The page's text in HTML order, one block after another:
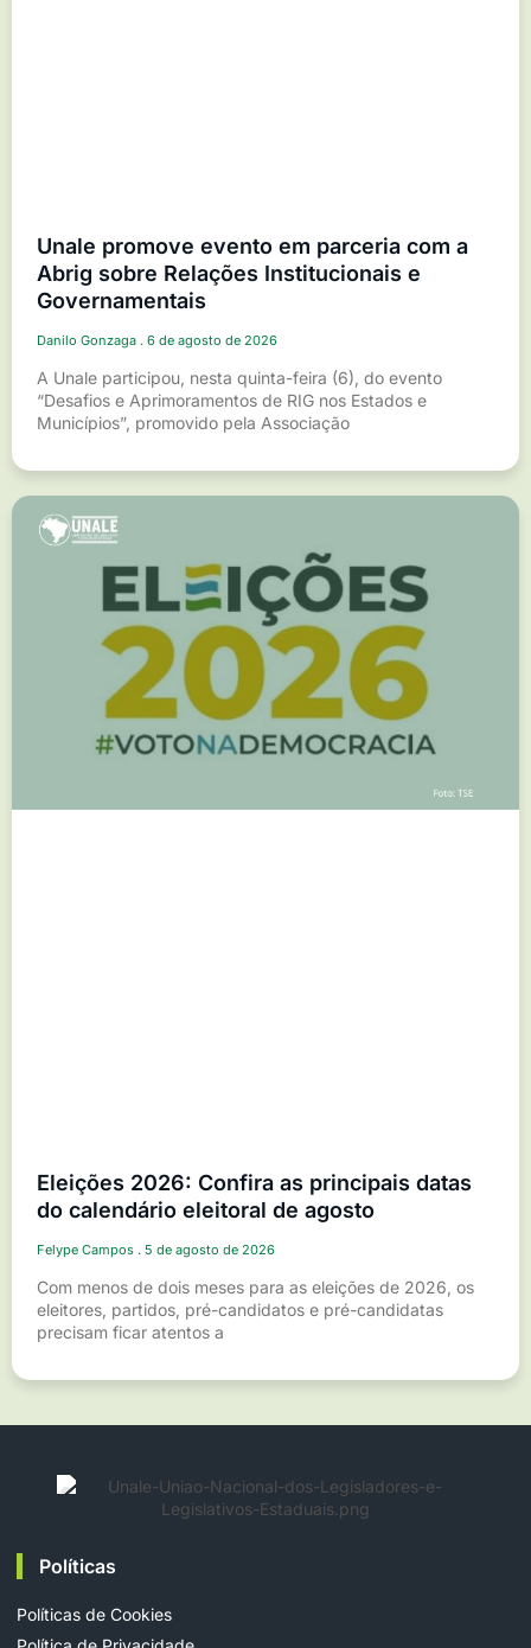
Unale promove evento em parceria com a
Abrig sobre Relações Institucionais e
Governamentais
Danilo Gonzaga 6 de agosto de 2026
A Unale participou, nesta quinta-feira (6), do evento
“Desafios e Aprimoramentos de RIG nos Estados e
Municípios”, promovido pela Associação
Eleições 2026: Confira as principais datas
do calendário eleitoral de agosto
Felype Campos 5 de agosto de 2026
Com menos de dois meses para as eleições de 2026, os
eleitores, partidos, pré-candidatos e pré-candidatas
precisam ficar atentos a
Políticas
Políticas de Cookies